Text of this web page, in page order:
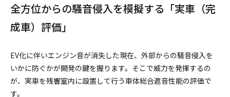
全方位からの騒音侵入を模擬する「実車（完
成車）評価」
EV化に伴いエンジン音が消失した現在、外部からの騒音侵入を
いかに防ぐかが開発の鍵を握ります。そこで威力を発揮するの
が、実車を残響室内に設置して行う車体総合遮音性能の評価で
す。